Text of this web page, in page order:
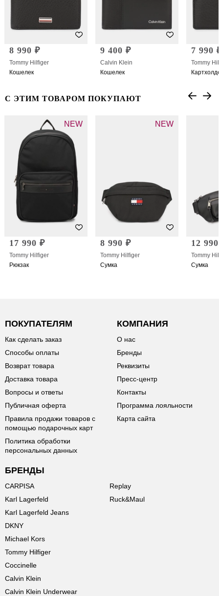
8 990 ₽
Tommy Hilfiger
Кошелек
9 400 ₽
Calvin Klein
Кошелек
7 990
Tommy
С ЭТИМ ТОВАРОМ ПОКУПАЮТ
NEW
17 990 ₽
Tommy Hilfiger
Рюкзак
NEW
8 990 ₽
Tommy Hilfiger
Сумка
12
Tommy
Сумка
ПОКУПАТЕЛЯМ
Как сделать заказ
Способы оплаты
Возврат товара
Доставка товара
Вопросы и ответы
Публичная оферта
Правила продажи товаров с
помощью подарочных карт
Политика обработки
персональных данных
КОМПАНИЯ
О нас
Бренды
Реквизиты
Пресс-центр
Контакты
Программа лояльности
Карта сайта
БРЕНДЫ
CARPISA
Karl Lagerfeld
Karl Lagerfeld Jeans
DKNY
Michael Kors
Tommy Hilfiger
Coccinelle
Calvin Klein
Calvin Klein Underwear
Replay
Ruck&Maul